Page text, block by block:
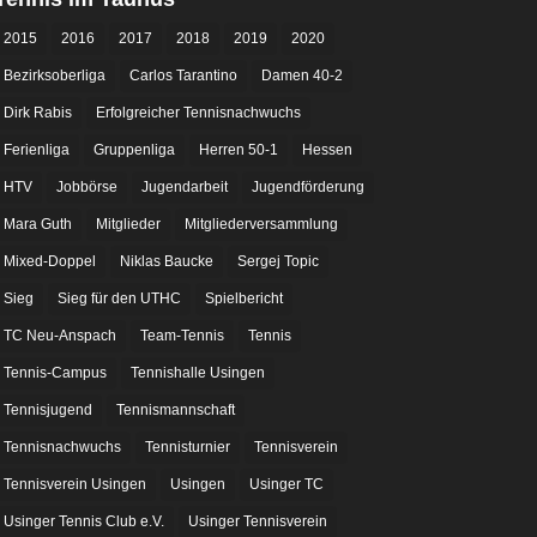
2015 2016 2017 2018 2019 2020
Bezirksoberliga Carlos Tarantino Damen 40-2
Dirk Rabis Erfolgreicher Tennisnachwuchs
Ferienliga Gruppenliga Herren 50-1 Hessen
HTV Jobbörse Jugendarbeit Jugendförderung
Mara Guth Mitglieder Mitgliederversammlung
Mixed-Doppel Niklas Baucke Sergej Topic
Sieg Sieg für den UTHC Spielbericht
TC Neu-Anspach Team-Tennis Tennis
Tennis-Campus Tennishalle Usingen
Tennisjugend Tennismannschaft
Tennisnachwuchs Tennisturnier Tennisverein
Tennisverein Usingen Usingen Usinger TC
Usinger Tennis Club e.V. Usinger Tennisverein